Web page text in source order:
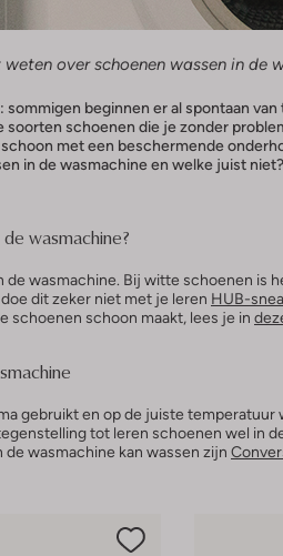
over schoenen wassen in de
beginnen er al spontaan
soorten schoenen die je zonder
met een beschermende
in de wasmachine en welke juist
wasmachine?
de wasmachine. Bij witte schoenen is
dit zeker niet met je leren HUB-
schoenen schoon maakt, lees je in
gebruikt en op de juiste
tot leren schoenen wel in
wasmachine kan wassen zijn